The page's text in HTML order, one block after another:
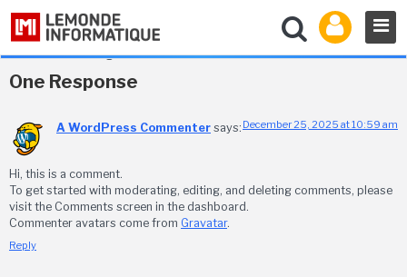
Hello world!
Welcome to WordPress. This is your first post. Edit or delete it,
then start writing!
One Response
A WordPress Commenter says: December 25, 2025 at 10:59 am
Hi, this is a comment.
To get started with moderating, editing, and deleting comments, please
visit the Comments screen in the dashboard.
Commenter avatars come from Gravatar.
Reply